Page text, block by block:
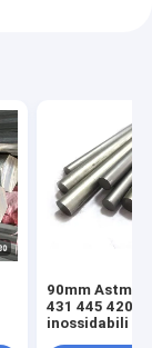
90mm Astm
431 445 420
inossidabili di